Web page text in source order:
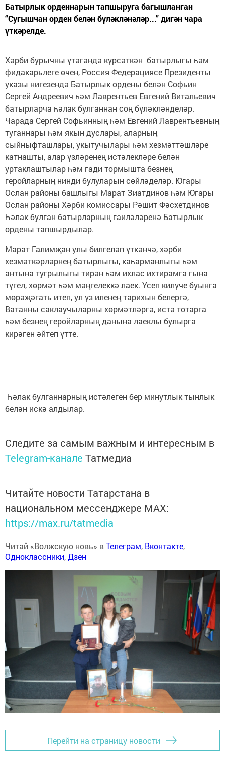
Батырлык орденнарын тапшыруга багышланган
“Сугышчан орден белән бүләкләнәләр...” дигән чара
үткәрелде.
Хәрби бурычны үтәгәндә күрсәткән батырлыгы һәм
фидакарьлеге өчен, Россия Федерациясе Президенты
указы нигезендә Батырлык ордены белән Софьин
Сергей Андреевич һәм Лаврентьев Евгений Витальевич
батырларча һәлак булганнан соң бүләкләнделәр.
Чарада Сергей Софьинның һәм Евгений Лаврентьевның
туганнары һәм якын дуслары, аларның
сыйныфташлары, укытучылары һәм хезмәттәшләре
катнашты, алар үзләренең истәлекләре белән
уртаклаштылар һәм гади тормышта безнең
геройларның нинди булуларын сөйләделәр. Югары
Ослан районы башлыгы Марат Зиатдинов һәм Югары
Ослан районы Хәрби комиссары Рәшит Фәсхетдинов
Һәлак булган батырларның гаиләләренә Батырлык
ордены тапшырдылар.
Марат Галимҗан улы билгеләп үткәнчә, хәрби
хезмәткәрләрнең батырлыгы, каһарманлыгы һәм
антына тугрылыгы тирән һәм ихлас ихтирамга гына
түгел, хөрмәт һәм мәңгелеккә лаек. Үсеп килүче буынга
мөрәҗәгать итеп, ул үз иленең тарихын белергә,
Ватанны саклаучыларны хөрмәтләргә, истә тотарга
һәм безнең геройларның данына лаеклы булырга
кирәген әйтеп үтте.
Һәлак булганнарның истәлеген бер минутлык тынлык
белән искә алдылар.
Следите за самым важным и интересным в
Telegram-канале Татмедиа
Читайте новости Татарстана в
национальном мессенджере MАХ:
https://max.ru/tatmedia
Читай «Волжскую новь» вТелеграм, Вконтакте,
Одноклассники,Дзен
Перейти на страницу новости